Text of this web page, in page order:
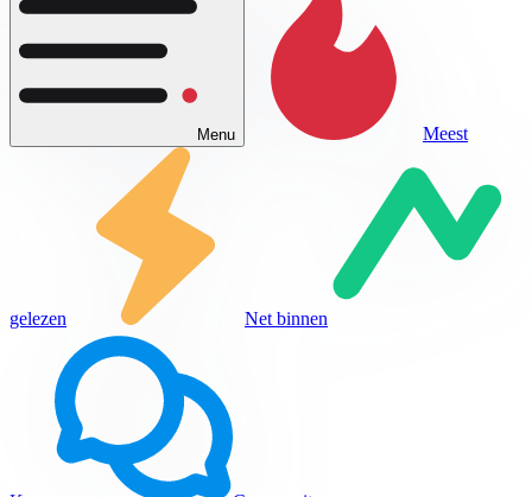
Menu Meest
gelezen Net binnen